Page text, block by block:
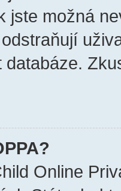
jste možná
databáze.
Online